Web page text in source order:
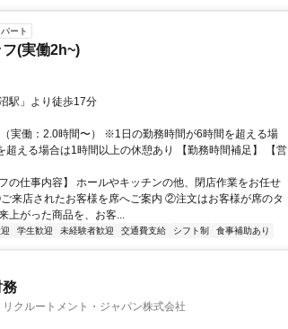
ート
(実働2h~)
駅」より徒歩17分
実働：2.0時間〜） ※1日の勤務時間が6時間を超える場
超える場合は1時間以上の休憩あり 【勤務時間補足】 【営
の仕事内容】 ホールやキッチンの他、閉店作業をお任せ
来店されたお客様を席へご案内 ②注文はお客様が席のタ
上がった商品を、お客...
学生歓迎 未経験者歓迎 交通費支給 シフト制 食事補助あり
務
クルートメント・ジャパン株式会社